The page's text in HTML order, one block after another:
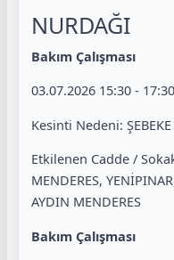
NURDAĞI
Bakım Çalışması
03.07.2026 15:30 - 17:30
Kesinti Nedeni:
Etkilenen Cadde /
MENDERES,
AYDIN MENDERES
Bakım Çalışması